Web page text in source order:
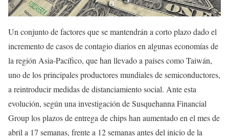
Un conjunto de factores que se mantendrán a corto plazo dado el
incremento de casos de contagio diarios en algunas economías de
la región Asia-Pacífico, que han llevado a países como Taiwán,
uno de los principales productores mundiales de semiconductores,
a reintroducir medidas de distanciamiento social. Ante esta
evolución, según una investigación de Susquehanna Financial
Group los plazos de entrega de chips han aumentado en el mes de
abril a 17 semanas, frente a 12 semanas antes del inicio de la